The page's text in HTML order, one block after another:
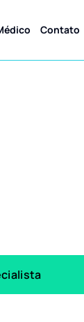
Contato